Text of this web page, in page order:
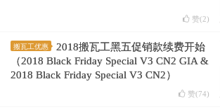
赞(2)
搬瓦工优惠
2018搬瓦工黑五促销款续费开始
（2018 Black Friday Special V3 CN2 GIA &
2018 Black Friday Special V3 CN2）
赞(74)